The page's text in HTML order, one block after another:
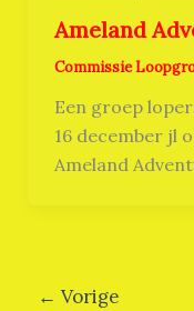
Ameland
Commissie
Een groep
16 december jl
Ameland
← Vorige